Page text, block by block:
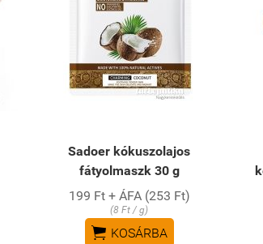
Sadoer kókuszolajos
fátyolmaszk 30 g
199 Ft + ÁFA (253 Ft)
(8 Ft / g)
 KOSÁRBA